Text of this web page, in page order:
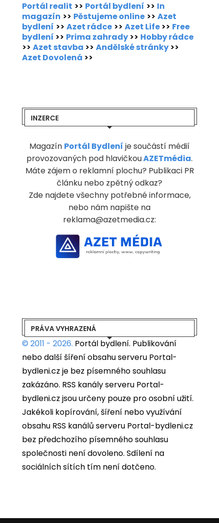
Portál realit >> Portál bydlení >> In
magazín >> Pěstujeme online >> Azet
bydlení >> Azet rádce >> Azet Life>> Free
bydlení >> Prima zahrady>> Hobby rádce
>> Azet stavba >> Andělské stránky>>
Azet Dovolená >>
INZERCE
Magazín Portál Bydlení je součástí médií
provozovaných pod hlavičkouAZETmédia.
Máte zájem o reklamní plochu? Publikaci PR
článku nebo zpětný odkaz?
Zde najdete všechny potřebné informace,
nebo nám napište na
reklama@azetmedia.cz:
PRÁVA VYHRAZENÁ
© 2011 - 2026. Portál bydlení. Publikování
nebo další šíření obsahu serveru Portal-
bydleni.cz je bez písemného souhlasu
zakázáno. RSS kanály serveru Portal-
bydleni.cz jsou určeny pouze pro osobní užití.
Jakékoli kopírování, šíření nebo využívání
obsahu RSS kanálů serveru Portal-bydleni.cz
bez předchozího písemného souhlasu
společnosti není dovoleno. Sdílení na
sociálních sítích tím není dotčeno.